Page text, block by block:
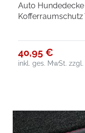
Auto
40,95 €
inkl. ges. MwSt.